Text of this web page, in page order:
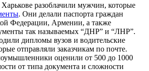
разоблачили мужчин, которые
. Они делали паспорта граждан
Федерации, Армении, а также
так называемых “ДНР” и “ЛНР”.
дипломы вузов и водительские
отправляли заказчикам по почте.
оценили от 500 до 1000
от типа документа и сложности